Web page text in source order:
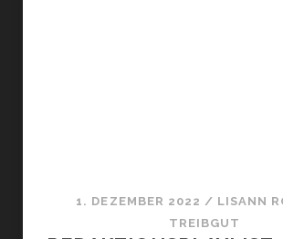
1. DEZEMBER 2022 / LISANN
TREIBGUT